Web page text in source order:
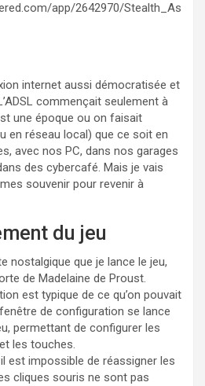
app/2642970/Stealth_As
internet aussi démocratisée et
commençait seulement à
une époque ou on faisait
en réseau local) que ce soit en
avec nos PC, dans nos garages
des cybercafé. Mais je vais
souvenir pour revenir à
du jeu
nostalgique que je lance le jeu,
de Madelaine de Proust.
est typique de ce qu’on pouvait
de configuration se lance
permettant de configurer les
les touches.
est impossible de réassigner les
cliques souris ne sont pas